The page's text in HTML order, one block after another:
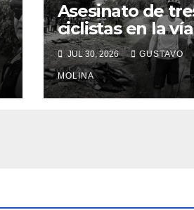
Asesinato de
ciclistas en la vía
Totoró – Silvia,
genera
consternación
Cauca
JUL 30, 2026 GUSTAVO
MOLINA